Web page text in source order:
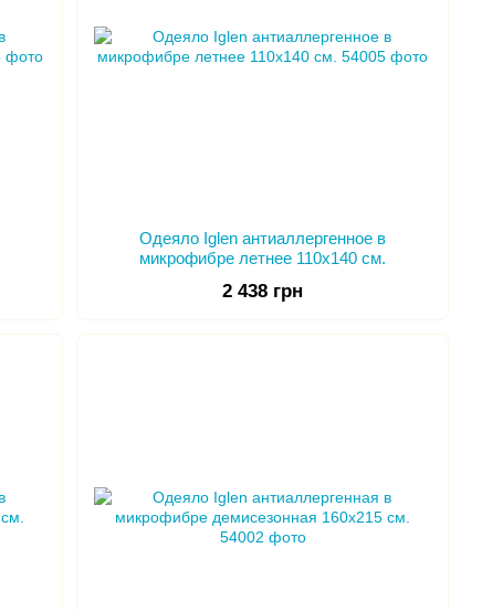
Одеяло Iglen антиаллергенное в
микрофибре летнее 110х140 см.
2 438 грн